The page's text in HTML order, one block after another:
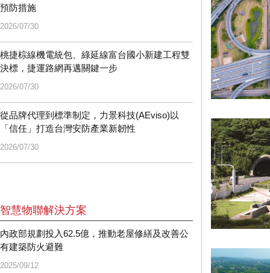
預防措施
2026/07/30
桃捷棕線機電統包、綠延線富台國小新建工程雙
決標，捷運路網再邁關鍵一步
2026/07/30
從品牌代理到標準制定，力景科技(AEviso)以
「信任」打造台灣安防產業新韌性
2026/07/30
智慧物聯解決方案
內政部規劃投入62.5億，推動老屋修繕及改善公
有建築防火避難
2025/09/12